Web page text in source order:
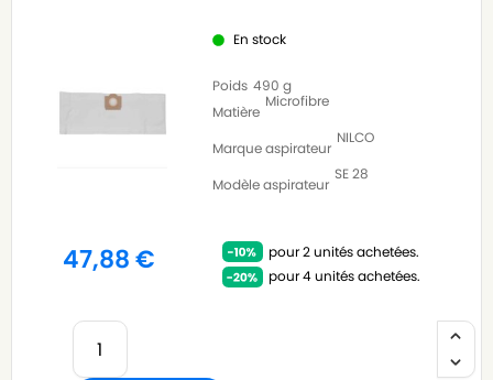
En stock
Poids 490 g
Matière
Microfibre
Marque aspirateur
NILCO
Modèle aspirateur
SE 28
47,88€
pour 2 unités achetées.
pour 4 unités achetées.